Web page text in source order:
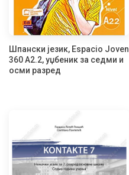
Шпански језик, Espacio Joven
360 A2.2, уџбеник за седми и
осми разред